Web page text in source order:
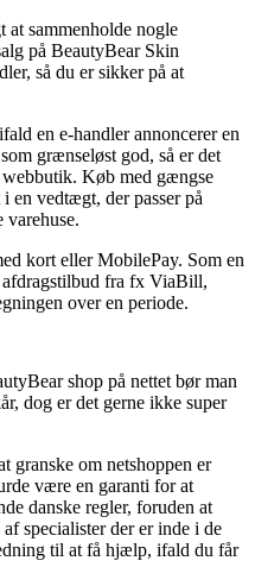
sammenholde nogle
på BeautyBear Skin
så du er sikker på at
en e-handler annoncerer en
grænseløst god, så er det
Køb med gængse
en vedtægt, der passer på
varehuse.
kort eller MobilePay. Som en
afdragstilbud fra fx ViaBill,
over en periode.
shop på nettet bør man
dog er det gerne ikke super
granske om netshoppen er
være en garanti for at
danske regler, foruden at
specialister der er inde i de
til at få hjælp, ifald du får